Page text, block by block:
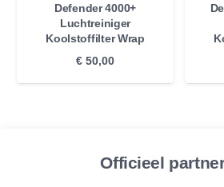
Defender 4000+
Luchtreiniger
Koolstoffilter Wrap
€ 50,00
Officieel